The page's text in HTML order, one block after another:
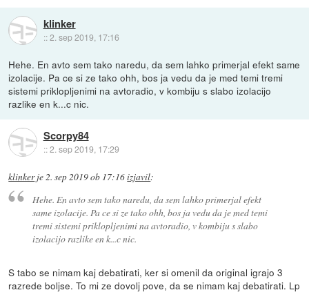
klinker
::2. sep 2019, 17:16
Hehe. En avto sem tako naredu, da sem lahko primerjal efekt same
izolacije. Pa ce si ze tako ohh, bos ja vedu da je med temi tremi
sistemi priklopljenimi na avtoradio, v kombiju s slabo izolacijo
razlike en k...c nic.
Scorpy84
::2. sep 2019, 17:29
klinkerje 2. sep 2019 ob 17:16izjavil:
Hehe. En avto sem tako naredu, da sem lahko primerjal efekt
same izolacije. Pa ce si ze tako ohh, bos ja vedu da je med temi
tremi sistemi priklopljenimi na avtoradio, v kombiju s slabo
izolacijo razlike en k...c nic.
S tabo se nimam kaj debatirati, ker si omenil da original igrajo 3
razrede boljse. To mi ze dovolj pove, da se nimam kaj debatirati. Lp